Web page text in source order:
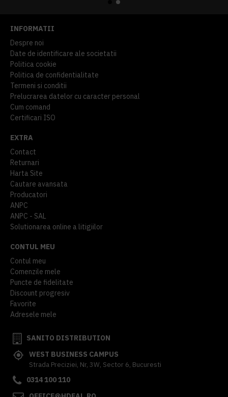
INFORMATII
Despre noi
Date de identificare ale societatii
Politica cookie
Politica de confidentialitate
Termeni si conditii
Prelucrarea datelor cu caracter personal
Cum comand
Certificari ISO
EXTRA
Contact
Returnari
Harta Site
Cautare avansata
Producatori
ANPC
ANPC - SAL
Solutionarea online a litigiilor
CONTUL MEU
Contul meu
Comenzile mele
Puncte de fidelitate
Discount progresiv
Favorite
Adresele mele
SANITO DISTRIBUTION
WEST BUSINESS CAMPUS
Strada Preciziei, Nr, 3W, Sector 6, Bucuresti
0314 100 110